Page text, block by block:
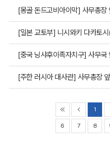
[몽골 돈드고비아이막] 사무총장
[일본 교토부] 니시와키 다카토
[중국 닝샤후이족자치구] 사무국
[주한 러시아 대사관] 사무총장
1
6 7 8